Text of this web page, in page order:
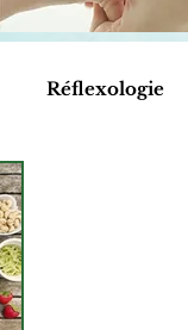
Réflexologie